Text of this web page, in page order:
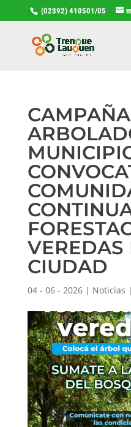
(02392) 410501/05
VEREDAS
CIUDAD
04 - 06 - 2026| Noticias |